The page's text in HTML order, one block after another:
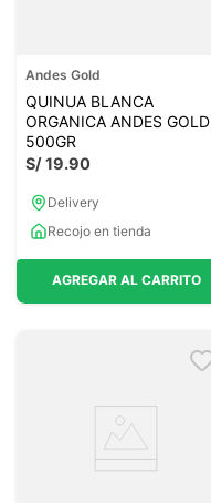
Andes Gold
QUINUA BLANCA
ORGANICA ANDES GOLD
500GR
S/19.90
Delivery
Recojo en tienda
AGREGAR AL CARRITO